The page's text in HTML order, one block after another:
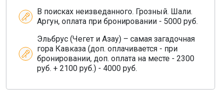
В поисках неизведанного. Грозный. Шали.
Аргун, оплата при бронировании - 5000 руб.
Эльбрус (Чегет и Азау) – самая загадочная
гора Кавказа (доп. оплачивается - при
бронировании, доп. оплата на месте - 2300
руб. + 2100 руб.) - 4000 руб.